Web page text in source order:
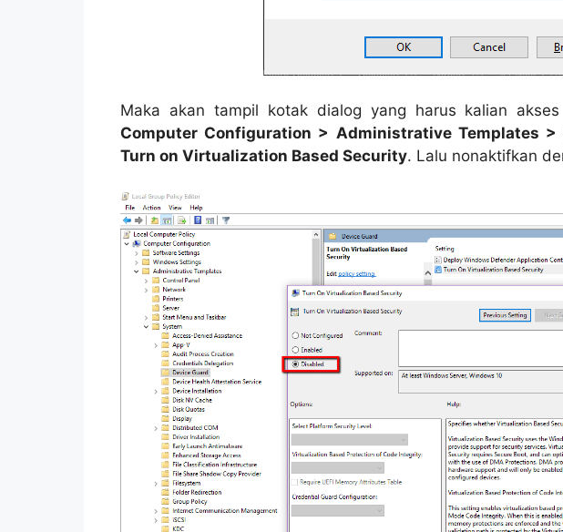
Maka akan tampil kotak dialog yang harus kalian akses
Computer Configuration > Administrative Templates >
Turn on Virtualization Based Security. Lalu nonaktifkan